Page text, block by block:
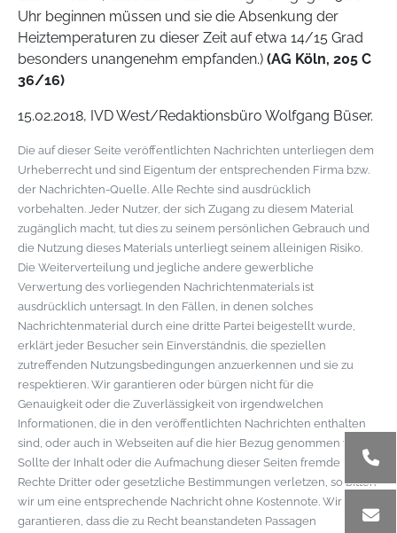
Uhr beginnen müssen und sie die Absenkung der
Heiztemperaturen zu dieser Zeit auf etwa 14/15 Grad
besonders unangenehm empfanden.) (AG Köln, 205 C
36/16)
15.02.2018, IVD West/Redaktionsbüro Wolfgang Büser.
Die auf dieser Seite veröffentlichten Nachrichten unterliegen dem
Urheberrecht und sind Eigentum der entsprechenden Firma bzw.
der Nachrichten-Quelle. Alle Rechte sind ausdrücklich
vorbehalten. Jeder Nutzer, der sich Zugang zu diesem Material
zugänglich macht, tut dies zu seinem persönlichen Gebrauch und
die Nutzung dieses Materials unterliegt seinem alleinigen Risiko.
Die Weiterverteilung und jegliche andere gewerbliche
Verwertung des vorliegenden Nachrichtenmaterials ist
ausdrücklich untersagt. In den Fällen, in denen solches
Nachrichtenmaterial durch eine dritte Partei beigestellt wurde,
erklärt jeder Besucher sein Einverständnis, die speziellen
zutreffenden Nutzungsbedingungen anzuerkennen und sie zu
respektieren. Wir garantieren oder bürgen nicht für die
Genauigkeit oder die Zuverlässigkeit von irgendwelchen
Informationen, die in den veröffentlichten Nachrichten enthalten
sind, oder auch in Webseiten auf die hier Bezug genommen wird.
Sollte der Inhalt oder die Aufmachung dieser Seiten fremde
Rechte Dritter oder gesetzliche Bestimmungen verletzen, so bitten
wir um eine entsprechende Nachricht ohne Kostennote. Wir
garantieren, dass die zu Recht beanstandeten Passagen